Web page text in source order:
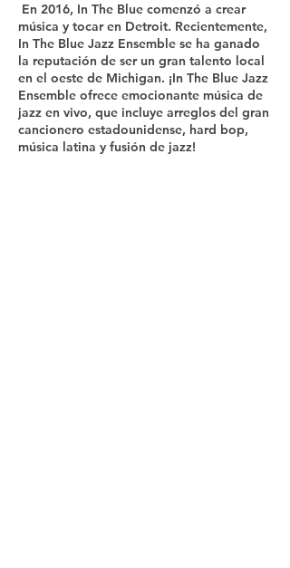
En 2016, In The Blue comenzó a crear
música y tocar en Detroit. Recientemente,
In The Blue Jazz Ensemble se ha ganado
la reputación de ser un gran talento local
en el oeste de Michigan. ¡In The Blue Jazz
Ensemble ofrece emocionante música de
jazz en vivo, que incluye arreglos del gran
cancionero estadounidense, hard bop,
música latina y fusión de jazz!